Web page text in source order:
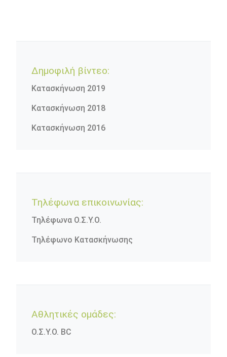
Δημοφιλή βίντεο:
Κατασκήνωση 2019
Κατασκήνωση 2018
Κατασκήνωση 2016
Τηλέφωνα επικοινωνίας:
Τηλέφωνα Ο.Σ.Υ.Ο.
Τηλέφωνο Κατασκήνωσης
Αθλητικές ομάδες:
Ο.Σ.Υ.Ο. BC